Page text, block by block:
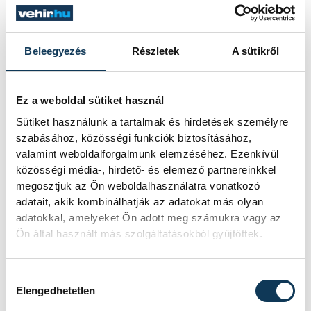
Beleegyezés Részletek A sütikről
Ez a weboldal sütiket használ
Sütiket használunk a tartalmak és hirdetések személyre
szabásához, közösségi funkciók biztosításához,
valamint weboldalforgalmunk elemzéséhez. Ezenkívül
közösségi média-, hirdető- és elemező partnereinkkel
megosztjuk az Ön weboldalhasználatra vonatkozó
adatait, akik kombinálhatják az adatokat más olyan
adatokkal, amelyeket Ön adott meg számukra vagy az
Ön által használt más szolgáltatásokból gyűjtöttek.
Elengedhetetlen
A magyar válogatott ellen
meg akarjuk ismételni azt,